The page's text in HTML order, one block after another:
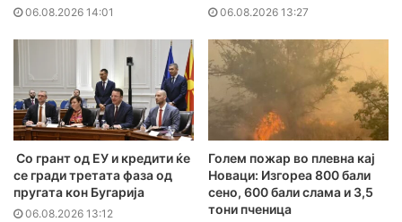
06.08.2026 14:01 06.08.2026 13:27
Со грант од ЕУ и кредити ќе
се гради третата фаза од
пругата кон Бугарија
06.08.2026 13:12
Голем пожар во плевна кај
Новаци: Изгореа 800 бали
сено, 600 бали слама и 3,5
тони пченица